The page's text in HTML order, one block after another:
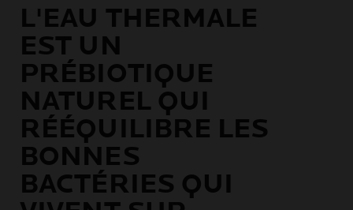
L'EAU THERMALE
EST UN
PRÉBIOTIQUE
NATUREL QUI
RÉÉQUILIBRE LES
BONNES
BACTÉRIES QUI